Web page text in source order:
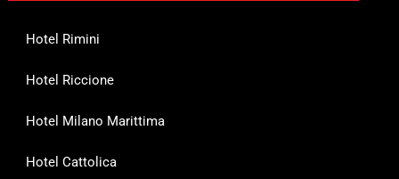
Hotel Rimini
Hotel Riccione
Hotel Milano Marittima
Hotel Cattolica